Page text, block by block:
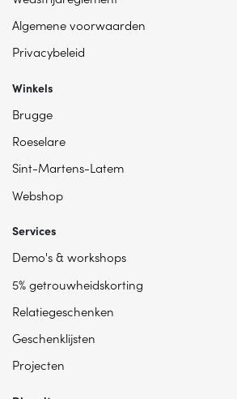
Algemene voorwaarden
Privacybeleid
Winkels
Brugge
Roeselare
Sint-Martens-Latem
Webshop
Services
Demo's & workshops
5% getrouwheidskorting
Relatiegeschenken
Geschenklijsten
Projecten